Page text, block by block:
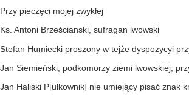
Przy pieczęci mojej zwykłej
Ks. Antoni Brześcianski, sufragan lwowski
Stefan Humiecki proszony w tejże dyspozycyi
Jan Siemieński, podkomorzy ziemi lwowskiej,
Jan Haliski P[ułkownik] nie umiejący pisać znak